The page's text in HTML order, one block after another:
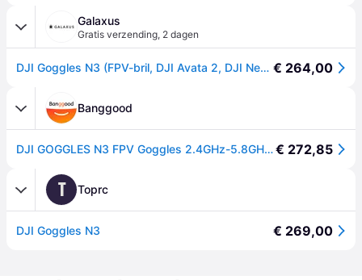
Galaxus
Gratis verzending, 2 dagen
DJI Goggles N3 (FPV-bril, DJI Avata 2, DJI Neo), RC drone accessoires, Grijs € 264,00
Banggood
DJI GOGGLES N3 FPV Goggles 2.4GHz-5.8GHz 3.5" 1920*1080 4K/60fps 1080P 60Hz LCD 54° FOV Compatible with O4 Full HD Video€ 272,85
T Toprc
DJI Goggles N3 € 269,00